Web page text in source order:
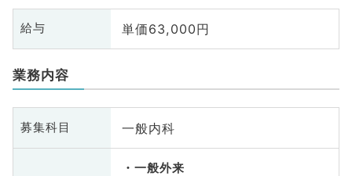
給与 単価63,000円
業務内容
募集科目 一般内科
一般外来